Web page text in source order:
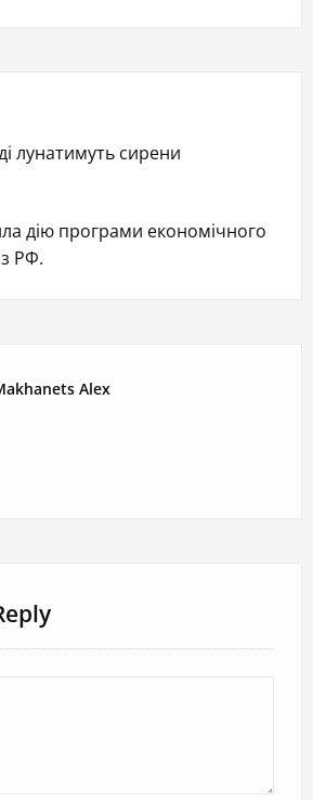
лунатимуть сирени
дію програми економічного
РФ.
Alex